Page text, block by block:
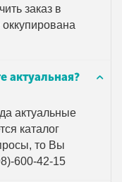
заказ в
актуальные
каталог
то Вы
600-42-15